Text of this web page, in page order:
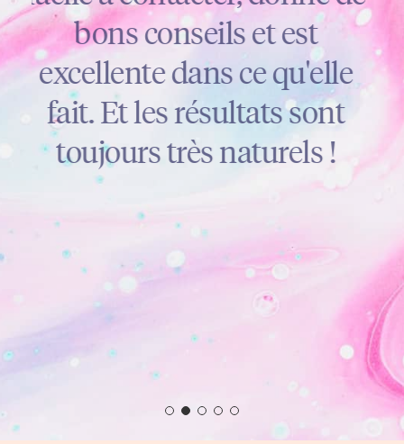
bons conseils et est
excellente dans ce qu'elle
fait. Et les résultats sont
toujours très naturels !